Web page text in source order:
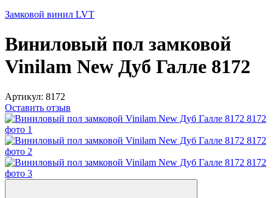
Замковой винил LVT
Виниловый пол замковой
Vinilam New Дуб Галле 8172
Артикул: 8172
Оставить отзыв